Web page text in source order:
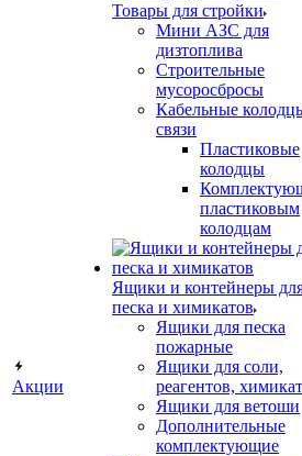
Акции
Товары для стройки
Мини АЗС для
дизтоплива
Строительные
мусоросбросы
Кабельные
связи
Пластиковые
колодцы
пластиковым
колодцам
Ящики и контейнеры
песка и химикатов
Ящики для песка
пожарные
Ящики для соли,
реагентов,
Ящики для ветоши
Дополнительные
комплектующие